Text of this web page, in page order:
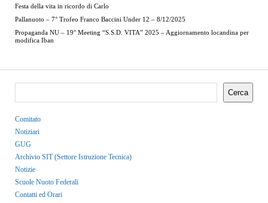
Festa della vita in ricordo di Carlo
Pallanuoto – 7° Trofeo Franco Baccini Under 12 – 8/12/2025
Propaganda NU – 19° Meeting “S.S.D. VITA” 2025 – Aggiornamento locandina per
modifica Iban
Cerca
Comitato
Notiziari
GUG
Archivio SIT (Settore Istruzione Tecnica)
Notizie
Scuole Nuoto Federali
Contatti ed Orari